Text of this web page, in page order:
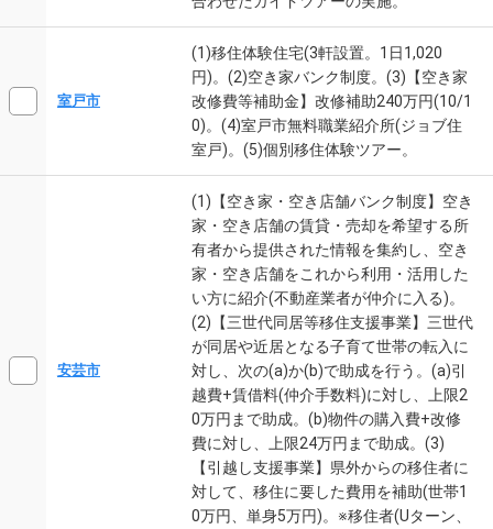
室戸市
(1)移住体験住宅(3軒設置。1日1,020
円)。(2)空き家バンク制度。(3)【空き家
改修費等補助金】改修補助240万円(10/1
0)。(4)室戸市無料職業紹介所(ジョブ住
室戸)。(5)個別移住体験ツアー。
安芸市
(1)【空き家・空き店舗バンク制度】空き
家・空き店舗の賃貸・売却を希望する所
有者から提供された情報を集約し、空き
家・空き店舗をこれから利用・活用した
い方に紹介(不動産業者が仲介に入る)。
(2)【三世代同居等移住支援事業】三世代
が同居や近居となる子育て世帯の転入に
対し、次の(a)か(b)で助成を行う。(a)引
越費+賃借料(仲介手数料)に対し、上限2
0万円まで助成。(b)物件の購入費+改修
費に対し、上限24万円まで助成。(3)
【引越し支援事業】県外からの移住者に
対して、移住に要した費用を補助(世帯1
0万円、単身5万円)。※移住者(Uターン、